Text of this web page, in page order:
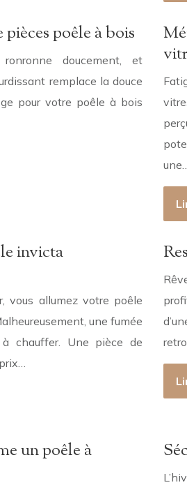
poêle à bois
doucement, et
remplace la douce
pour votre poêle à bois
invicta
vous allumez votre poêle
une fumée
chauffer. Une pièce de
un poêle à